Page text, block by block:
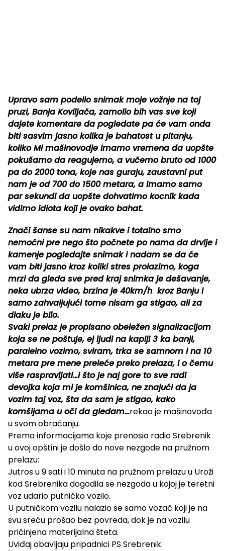
Upravo sam podelio snimak moje vožnje na toj
pruzi, Banja Koviljača, zamolio bih vas sve koji
dajete komentare da pogledate pa će vam onda
biti sasvim jasno kolika je bahatost u pitanju,
koliko Mi mašinovodje imamo vremena da uopšte
pokušamo da reagujemo, a vučemo bruto od 1000
pa do 2000 tona, koje nas guraju, zaustavni put
nam je od 700 do 1500 metara, a imamo samo
par sekundi da uopšte dohvatimo kocnik kada
vidimo idiota koji je ovako bahat.
Znači šanse su nam nikakve i totalno smo
nemoćni pre nego što počnete po nama da drvlje i
kamenje pogledajte snimak i nadam se da će
vam biti jasno kroz koliki stres prolazimo, koga
mrzi da gleda sve pred kraj snimka je dešavanje,
neka ubrza video, brzina je 40km/h kroz Banju i
samo zahvaljujući tome nisam ga stigao, ali za
dlaku je bilo.
Svaki prelaz je propisano obeležen signalizacijom
koja se ne poštuje, ej ljudi na kapiji 3 ka banji,
paralelno vozimo, sviram, trka se samnom i na 10
metara pre mene preleće preko prelaza, i o čemu
više raspravljati…i što je naj gore to sve radi
devojka koja mi je komšinica, ne znajući da ja
vozim taj voz, šta da sam je stigao, kako
komšijama u oči da gledam…rekao je mašinovođa
u svom obraćanju.
Prema informacijama koje prenosio radio Srebrenik
u ovoj opštini je došlo do nove nezgode na pružnom
prelazu:
Jutros u 9 sati i 10 minuta na pružnom prelazu u Uroži
kod Srebrenika dogodila se nezgoda u kojoj je teretni
voz udario putničko vozilo.
U putničkom vozilu nalazio se samo vozač koji je na
svu sreću prošao bez povreda, dok je na vozilu
pričinjena materijalna šteta.
Uviđaj obavljaju pripadnici PS Srebrenik.